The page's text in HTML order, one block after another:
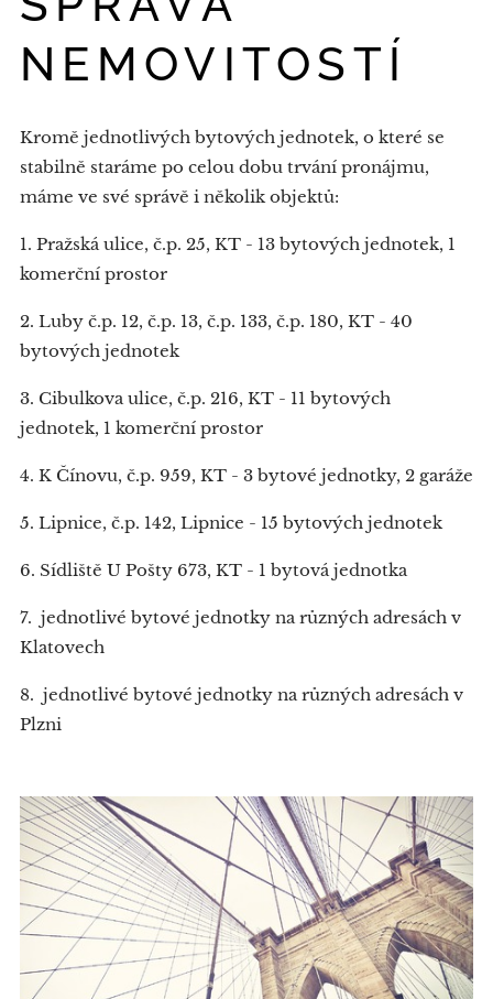
NEMOVITOSTÍ
Kromě jednotlivých bytových jednotek, o které se
stabilně staráme po celou dobu trvání pronájmu,
máme ve své správě i několik objektů:
1. Pražská ulice, č.p. 25, KT - 13 bytových jednotek, 1
komerční prostor
2. Luby č.p. 12, č.p. 13, č.p. 133, č.p. 180, KT - 40
bytových jednotek
3. Cibulkova ulice, č.p. 216, KT - 11 bytových
jednotek, 1 komerční prostor
4. K Čínovu, č.p. 959, KT - 3 bytové jednotky, 2 garáže
5. Lipnice, č.p. 142, Lipnice - 15 bytových jednotek
6. Sídliště U Pošty 673, KT - 1 bytová jednotka
7. jednotlivé bytové jednotky na různých adresách v
Klatovech
8. jednotlivé bytové jednotky na různých adresách v
Plzni